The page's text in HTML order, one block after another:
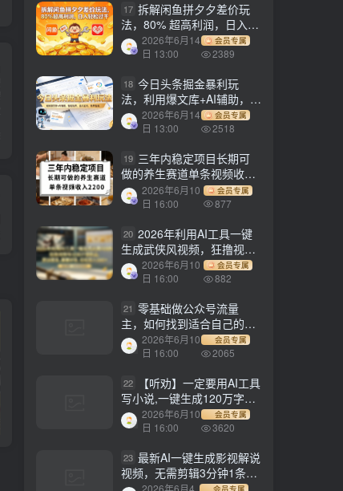
【副业项目4441期】最新长久稳定暴利项目，运费险全新玩法，日赚1000（包含详细教程，全程指导）
【副业项目8209期】最新火爆的抖音直播弹幕小游戏羊羊抗狼，开播教程详解，轻松日入500+
17 拆解闲鱼拼夕夕差价玩
法，80% 超高利润，日入轻
松过千2026年6月14
日 13:00
会员专属
2389
18 今日头条掘金暴利玩
法，利用爆文库+AI辅助，轻
松矩阵、当天起号，简单粗
暴，日入1000+
2026年6月14
日 13:00
会员专属
2518
19 三年内稳定项目长期可
做的养生赛道单条视频收入
22002026年6月10
日 16:00
会员专属
877
20 2026年利用AI工具一键
生成武侠风视频，狂撸视频
号分成计划收益，原创度
高，画面好看，轻松日入
2026年6月10
日 16:00
会员专属
882
21 零基础做公众号流量
主，如何找到适合自己的赛
道
2026年6月10
日 16:00
会员专属
2065
22
【听劝】一定要用AI工具
写小说,一键生成120万字，
躺着也能赚，月入2w+
2026年6月10
日 16:00
会员专属
3620
23 最新AI一键生成影视解说
视频，无需剪辑3分钟1条，